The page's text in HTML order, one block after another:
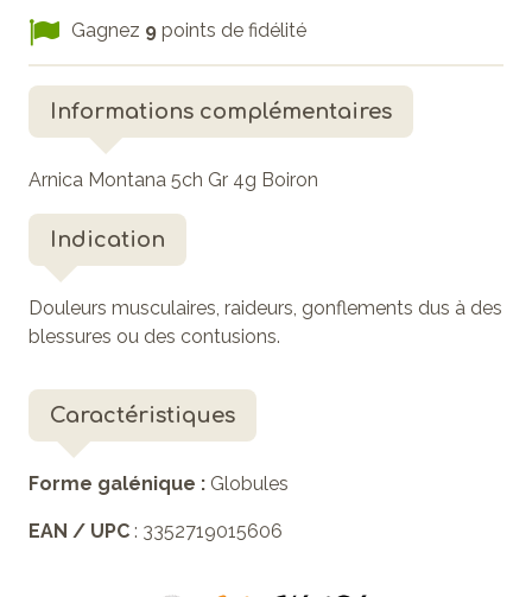
Gagnez 9 points de fidélité
Informations complémentaires
Arnica Montana 5ch Gr 4g Boiron
Indication
Douleurs musculaires, raideurs, gonflements dus à des
blessures ou des contusions.
Caractéristiques
Forme galénique : Globules
EAN / UPC : 3352719015606